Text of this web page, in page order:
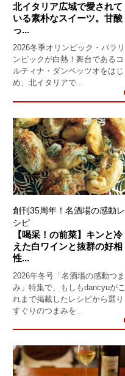
北イタリア広域で愛されて
いる素朴なスイーツ。甘酸
っ...
2026冬季オリンピック・パラリ
ンピックが白熱！舞台であるコ
ルティナ・ダンペッツオをはじ
め、北イタリアで...
創刊35周年！名酒場の感動レ
シピ
【喝采！の前菜】キンと冷
えた白ワインと抜群の好相
性...
2026年冬号「名酒場の感動つま
み」特集で、もしもdancyuがこ
れまで掲載したレシピから選り
すぐりのつまみを...